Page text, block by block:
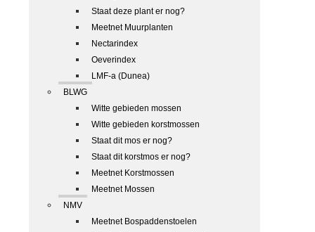
Staat deze plant er nog?
Meetnet Muurplanten
Nectarindex
Oeverindex
LMF-a (Dunea)
BLWG
Witte gebieden mossen
Witte gebieden korstmossen
Staat dit mos er nog?
Staat dit korstmos er nog?
Meetnet Korstmossen
Meetnet Mossen
NMV
Meetnet Bospaddenstoelen